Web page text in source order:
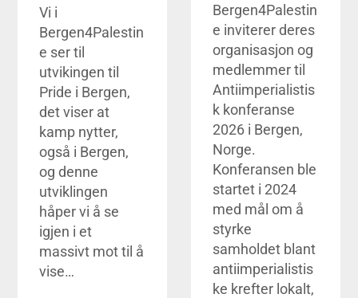
Vi i
Bergen4Palestin
e ser til
utvikingen til
Pride i Bergen,
det viser at
kamp nytter,
også i Bergen,
og denne
utviklingen
håper vi å se
igjen i et
massivt mot til å
vise…
Bergen4Palestin
e inviterer deres
organisasjon og
medlemmer til
Antiimperialistis
k konferanse
2026 i Bergen,
Norge.
Konferansen ble
startet i 2024
med mål om å
styrke
samholdet blant
antiimperialistis
ke krefter lokalt,